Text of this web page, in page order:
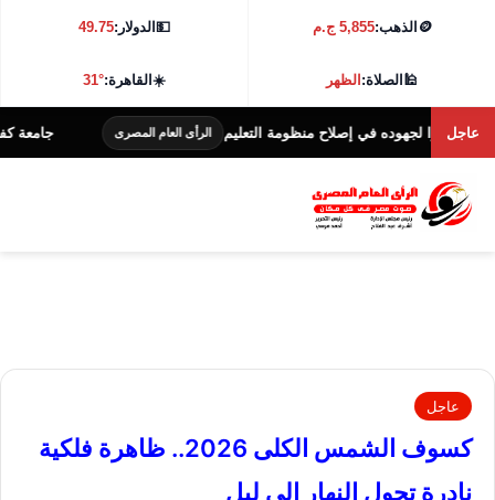
🪙 الذهب:5,855 ج.م 💵الدولار:49.75
🕌الصلاة:الظهر ☀️القاهرة:31°
عاجل
لجهوده في إصلاح منظومة التعليم الرأى العام المصرى جامعة كفر الشيخ تطلق
عاجل
كسوف الشمس الكلى 2026.. ظاهرة فلكية
نادرة تحول النهار إلى ليل